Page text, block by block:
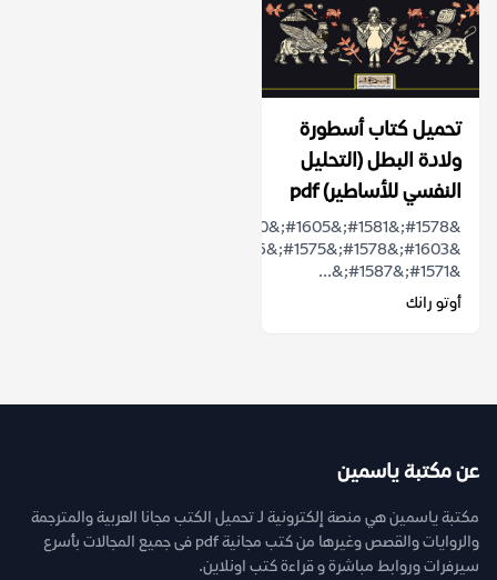
تحميل كتاب أسطورة
ولادة البطل (التحليل
النفسي للأساطير) pdf
&#1571;&#1587;&...
أوتو رانك
عن مكتبة ياسمين
مكتبة ياسمين هي منصة إلكترونية لـ تحميل الكتب مجانا العربية والمترجمة
والروايات والقصص وغيرها من كتب مجانية pdf فى جميع المجالات بأسرع
سيرفرات وروابط مباشرة و قراءة كتب اونلاين.